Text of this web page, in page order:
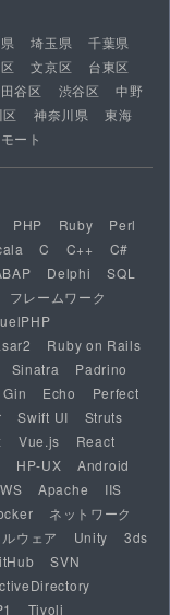
埼玉県
千葉県
文京区
台東区
谷区 渋谷区
中野
神奈川県
東海
ート
PHP Ruby
Perl
C C++
C#
Delphi
SQL
フレームワーク
Ruby on Rails
Sinatra
Padrino
Gin Echo
Perfect
Swift UI
Struts
Vue.js
React
HP-UX
Android
Apache
IIS
ネットワーク
ウェア Unity
3ds
SVN
Tivoli